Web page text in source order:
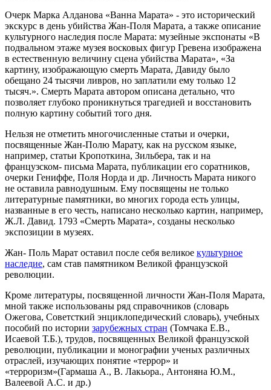
Очерк Марка Алданова «Ванна Марата» - это исторический
экскурс в день убийства Жан-Поля Марата, а также описание
культурного наследия после Марата: музейные экспонаты «В
подвальном этаже музея восковых фигур Гревена изображена
в естественную величину сцена убийства Марата», «За
картину, изображающую смерть Марата, Давиду было
обещано 24 тысячи ливров, но заплатили ему только 12
тысяч.». Смерть Марата автором описана детально, что
позволяет глубоко проникнуться трагедией и восстановить
полную картину событий того дня.
Нельзя не отметить многочисленные статьи и очерки,
посвященные Жан-Полю Марату, как на русском языке,
например, статьи Кропоткина, Зильбера, так и на
французском- письма Марата, публикации его соратников,
очерки Гениффе, Поля Норда и др. Личность Марата никого
не оставила равнодушным. Ему посвящены не только
литературные памятники, во многих города есть улицы,
названные в его честь, написано несколько картин, например,
Ж.Л. Давид. 1793 «Смерть Марата», созданы несколько
экспозиции в музеях.
Жан- Поль Марат оставил после себя великое культурное
наследие, сам став памятником Великой французской
революции.
Кроме литературы, посвященной личности Жан-Поля Марата,
мной также использованы ряд справочников (словарь
Ожегова, Советсткий энциклопедический словарь), учебных
пособий по истории зарубежных стран (Томчака Е.В.,
Исаевой Т.Б.), трудов, посвященных Великой французской
революции, публикации и монографии ученых различных
отраслей, изучающих понятие «террор» и
«терроризм»(Гармаша А., В. Лакьора., Антоняна Ю.М.,
Валеевой А.С. и др.)